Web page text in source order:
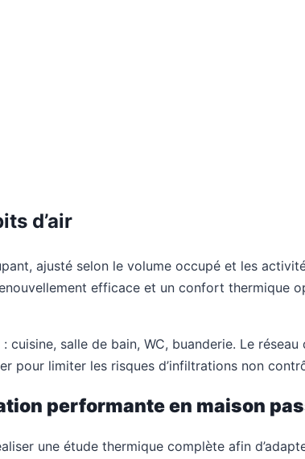
d’air
ajusté selon le volume occupé et les
efficace et un confort thermique
salle de bain, WC, buanderie. Le
pour limiter les risques d’infiltrations non
performante en maison
une étude thermique complète afin